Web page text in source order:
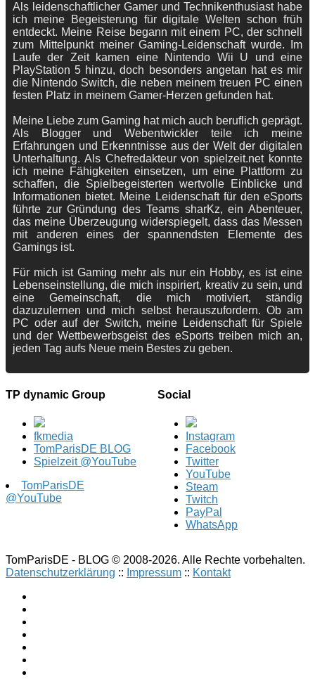
Als leidenschaftlicher Gamer und Technikenthusiast habe
ich meine Begeisterung für digitale Welten schon früh
entdeckt. Meine Reise begann mit einem PC, der schnell
zum Mittelpunkt meiner Gaming-Leidenschaft wurde. Im
Laufe der Zeit kamen eine Nintendo Wii U und eine
PlayStation 5 hinzu, doch besonders angetan hat es mir
die Nintendo Switch, die neben meinem treuen PC einen
festen Platz in meinem Gamer-Herzen gefunden hat.
Meine Liebe zum Gaming hat mich auch beruflich geprägt.
Als Blogger und Webentwickler teile ich meine
Erfahrungen und Erkenntnisse aus der Welt der digitalen
Unterhaltung. Als Chefredakteur von spielzeit.net konnte
ich meine Fähigkeiten einsetzen, um eine Plattform zu
schaffen, die Spielbegeisterten wertvolle Einblicke und
Informationen bietet. Meine Leidenschaft für den eSports
führte zur Gründung des Teams sharKz, ein Abenteuer,
das meine Überzeugung widerspiegelt, dass das Messen
mit anderen eines der spannendsten Elemente des
Gamings ist.
Für mich ist Gaming mehr als nur ein Hobby, es ist eine
Lebenseinstellung, die mich inspiriert, kreativ zu sein, und
eine Gemeinschaft, die mich motiviert, ständig
dazuzulernen und mich selbst herauszufordern. Ob am
PC oder auf der Switch, meine Leidenschaft für Spiele
und der Wettbewerbsgeist des eSports treiben mich an,
jeden Tag aufs Neue mein Bestes zu geben.
TP dynamic Group
fkmedia
TomParisDE BLOG
Spielzeit @YouTube
TomParisDE
@YouTube
Social
Instagram
Facebook
Twitter
YouTube
Steam
Twitch
PayPal
WhatsApp
TomParisDE - BLOG © 2008-2026. Alle Rechte vorbehalten.
Datenschutzerklärung :: Impressum :: Kontakt